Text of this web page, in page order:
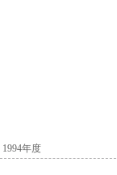
1994年度